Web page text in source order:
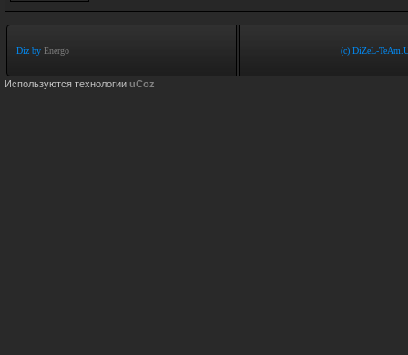
Diz by Energo (c) DiZeL-
Используются технологии uCoz